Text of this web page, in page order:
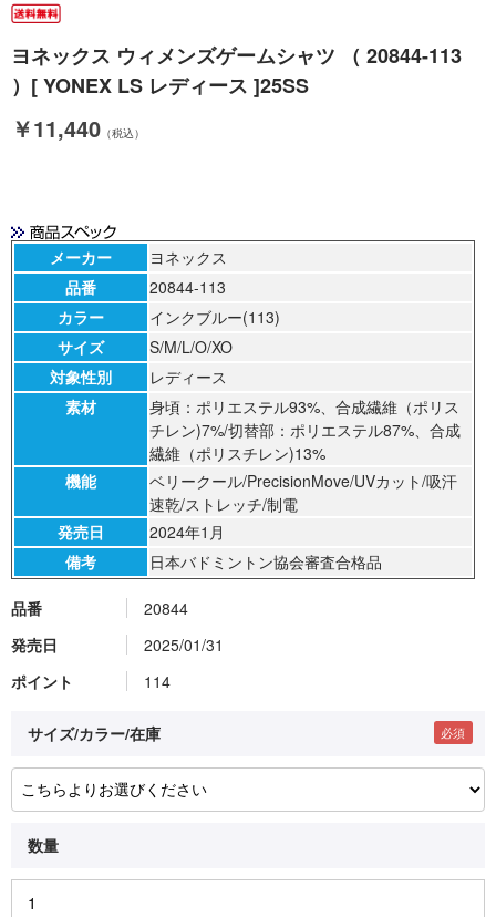
ヨネックス ウィメンズゲームシャツ （ 20844-113
）[ YONEX LS レディース ]25SS
￥11,440 （税込）
品番
20844
発売日
2025/01/31
ポイント
114
サイズ/カラー/在庫
メーカー
ヨネックス
品番
20844-113
カラー
インクブルー(113)
サイズ
S/M/L/O/XO
対象性別
レディース
素材
身頃：ポリエステル93%、合成繊維（ポリス
チレン)7%/切替部：ポリエステル87%、合成
繊維（ポリスチレン)13%
機能
ベリークール/PrecisionMove/UVカット/吸汗
速乾/ストレッチ/制電
発売日
2024年1月
備考
日本バドミントン協会審査合格品